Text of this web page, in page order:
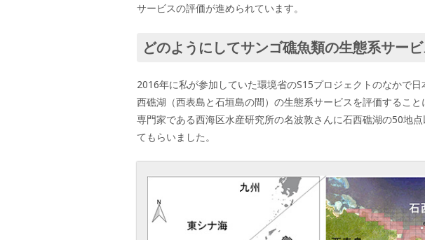
サービスの評価が進められています。
どのようにしてサンゴ礁魚類の生態系サー
2016年に私が参加していた環境省のS15プロジェクトのなかで
西礁湖（西表島と石垣島の間）の生態系サービスを評価するこ
専門家である西海区水産研究所の名波敦さんに石西礁湖の50地
てもらいました。